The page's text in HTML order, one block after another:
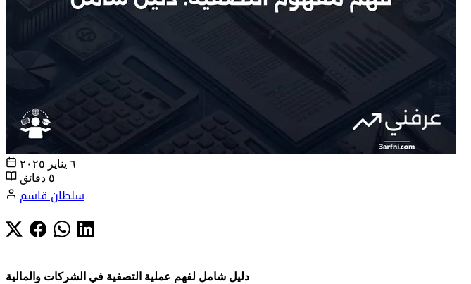
٦ يناير ٢٠٢٥
٥ دقائق
سلطان قاسم
دليل شامل لفهم عملية التصفية في الشركات والمالية